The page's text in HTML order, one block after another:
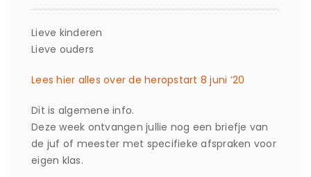
Lieve kinderen
Lieve ouders
Lees hier alles over de heropstart 8 juni ’20
Dit is algemene info.
Deze week ontvangen jullie nog een briefje van
de juf of meester met specifieke afspraken voor
eigen klas.